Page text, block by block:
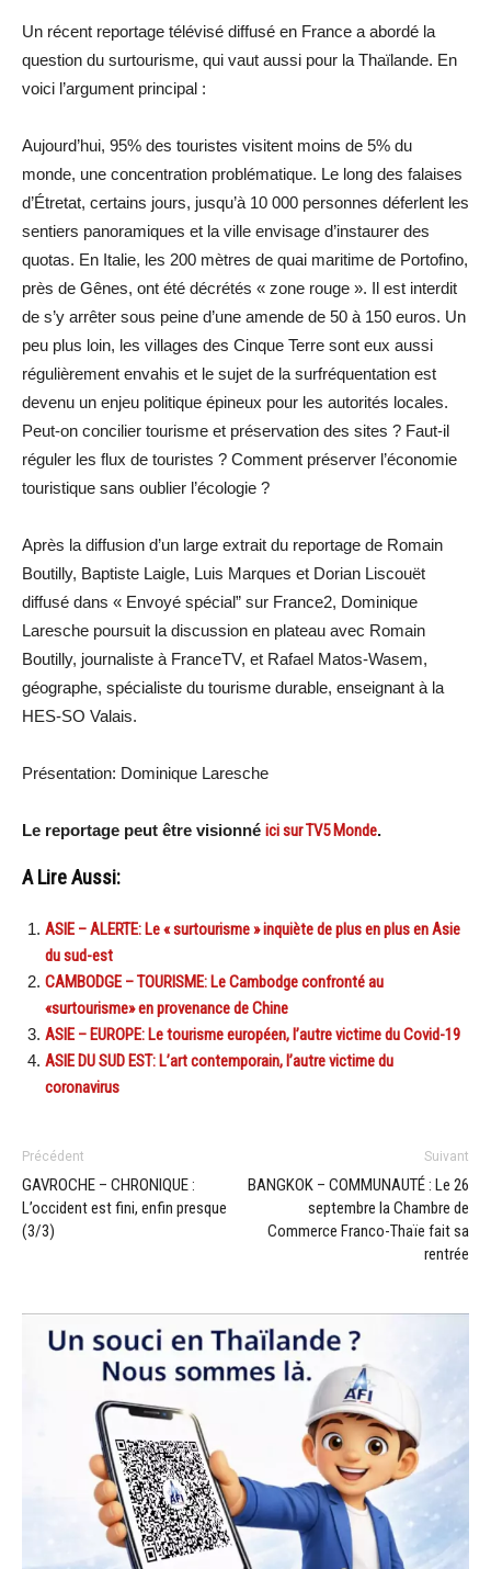
Un récent reportage télévisé diffusé en France a abordé la
question du surtourisme, qui vaut aussi pour la Thaïlande. En
voici l’argument principal :
Aujourd’hui, 95% des touristes visitent moins de 5% du
monde, une concentration problématique. Le long des falaises
d’Étretat, certains jours, jusqu’à 10 000 personnes déferlent les
sentiers panoramiques et la ville envisage d’instaurer des
quotas. En Italie, les 200 mètres de quai maritime de Portofino,
près de Gênes, ont été décrétés « zone rouge ». Il est interdit
de s’y arrêter sous peine d’une amende de 50 à 150 euros. Un
peu plus loin, les villages des Cinque Terre sont eux aussi
régulièrement envahis et le sujet de la surfréquentation est
devenu un enjeu politique épineux pour les autorités locales.
Peut-on concilier tourisme et préservation des sites ? Faut-il
réguler les flux de touristes ? Comment préserver l’économie
touristique sans oublier l’écologie ?
Après la diffusion d’un large extrait du reportage de Romain
Boutilly, Baptiste Laigle, Luis Marques et Dorian Liscouët
diffusé dans « Envoyé spécial” sur France2, Dominique
Laresche poursuit la discussion en plateau avec Romain
Boutilly, journaliste à FranceTV, et Rafael Matos-Wasem,
géographe, spécialiste du tourisme durable, enseignant à la
HES-SO Valais.
Présentation: Dominique Laresche
Le reportage peut être visionné ici sur TV5 Monde.
A Lire Aussi:
ASIE – ALERTE: Le « surtourisme » inquiète de plus en plus en Asie
du sud-est
CAMBODGE – TOURISME: Le Cambodge confronté au
«surtourisme» en provenance de Chine
ASIE – EUROPE: Le tourisme européen, l’autre victime du Covid-19
ASIE DU SUD EST: L’art contemporain, l’autre victime du
coronavirus
Précédent
GAVROCHE – CHRONIQUE :
L’occident est fini, enfin presque
(3/3)
Suivant
BANGKOK – COMMUNAUTÉ : Le 26
septembre la Chambre de
Commerce Franco-Thaïe fait sa
rentrée